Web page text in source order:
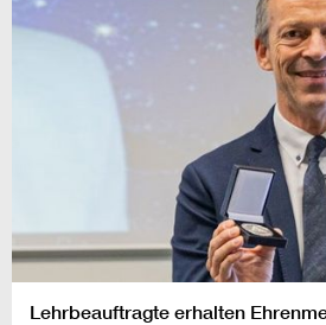
Lehrbeauftragte erhalten